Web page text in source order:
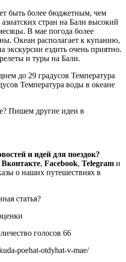
быть более бюджетным, чем
стран на Бали высокий
В мае погода более
Океан располагает к купанию,
экскурсии ездить очень приятно.
и туры на Бали.
до 29 градусов Температура
Температура воды в океане
Пишем другие идеи в
и идей для поездок?
Вконтакте, Facebook, Telegram и
о наших путешествиях в
статья?
голосов 66
poehat-otdyhat-v-mae/